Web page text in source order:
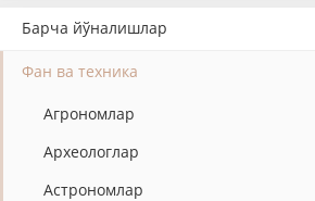
Барча йўналишлар
Фан ва техника
Агрономлар
Археологлар
Астрономлар